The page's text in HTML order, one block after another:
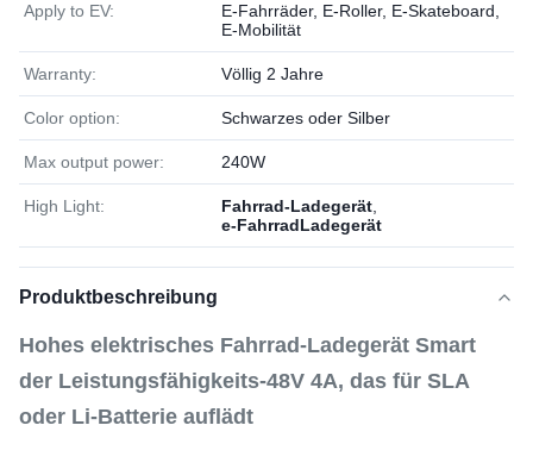
Apply to EV:
E-Fahrräder, E-Roller, E-Skateboard,
E-Mobilität
Warranty: Völlig 2 Jahre
Color option: Schwarzes oder Silber
Max output power: 240W
High Light: Fahrrad-Ladegerät
e-FahrradLadegerät
Produktbeschreibung
Hohes elektrisches Fahrrad-Ladegerät Smart
der Leistungsfähigkeits-48V 4A, das für SLA
oder Li-Batterie auflädt